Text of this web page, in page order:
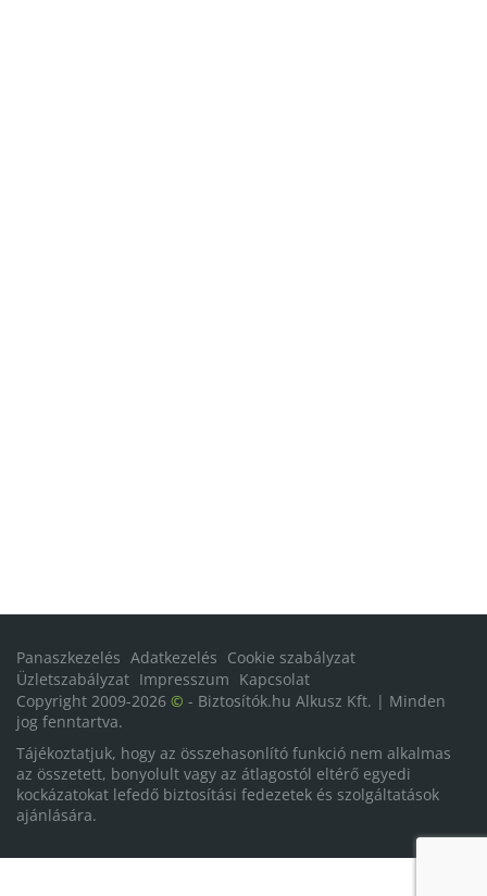
Panaszkezelés Adatkezelés Cookie szabályzat
Üzletszabályzat Impresszum Kapcsolat
Copyright 2009-2026 © - Biztosítók.hu Alkusz Kft. | Minden
jog fenntartva.
Tájékoztatjuk, hogy az összehasonlító funkció nem alkalmas
az összetett, bonyolult vagy az átlagostól eltérő egyedi
kockázatokat lefedő biztosítási fedezetek és szolgáltatások
ajánlására.